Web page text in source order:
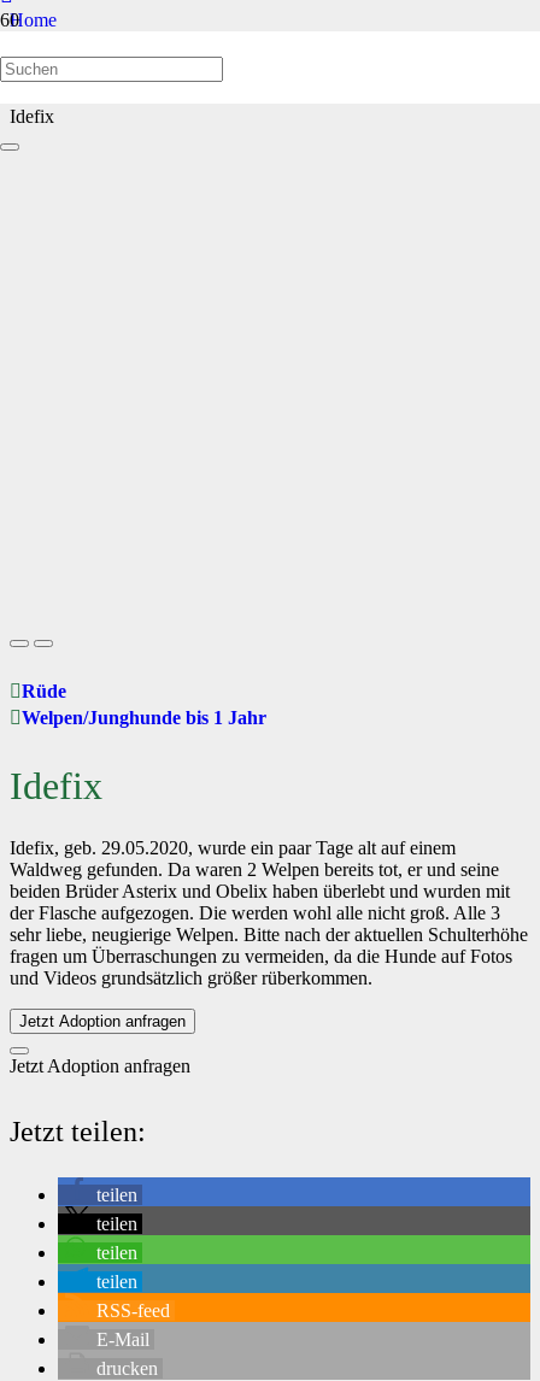
Home
Welpen/Junghunde bis 1 Jahr
Idefix
Rüde
Welpen/Junghunde bis 1 Jahr
Idefix
Idefix, geb. 29.05.2020, wurde ein paar Tage alt auf einem
Waldweg gefunden. Da waren 2 Welpen bereits tot, er und seine
beiden Brüder Asterix und Obelix haben überlebt und wurden mit
der Flasche aufgezogen. Die werden wohl alle nicht groß. Alle 3
sehr liebe, neugierige Welpen. Bitte nach der aktuellen Schulterhöhe
fragen um Überraschungen zu vermeiden, da die Hunde auf Fotos
und Videos grundsätzlich größer rüberkommen.
Jetzt Adoption anfragen
Jetzt Adoption anfragen
Jetzt teilen:
teilen
teilen
teilen
teilen
RSS-feed
E-Mail
drucken